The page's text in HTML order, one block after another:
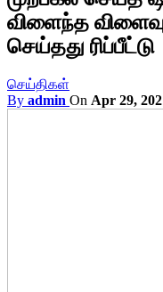
விளைந்த
செய்தது ரிப்பீட்டு
செய்திகள்
By admin On Apr 29,